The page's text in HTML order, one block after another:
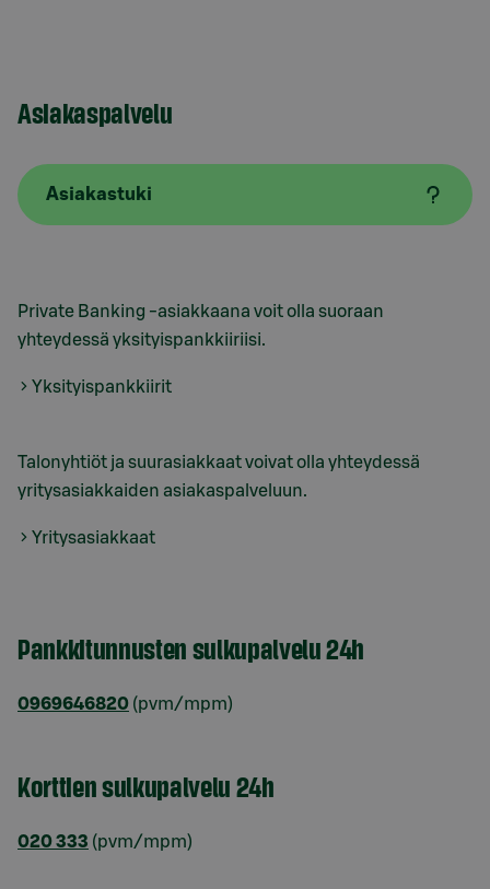
Asiakaspalvelu
Asiakastuki
Private Banking -asiakkaana voit olla suoraan
yhteydessä yksityispankkiiriisi.
Yksityispankkiirit
Talonyhtiöt ja suurasiakkaat voivat olla yhteydessä
yritysasiakkaiden asiakaspalveluun.
Yritysasiakkaat
Pankkitunnusten sulkupalvelu 24h
0969646820 (pvm/mpm)
Korttien sulkupalvelu 24h
020 333 (pvm/mpm)